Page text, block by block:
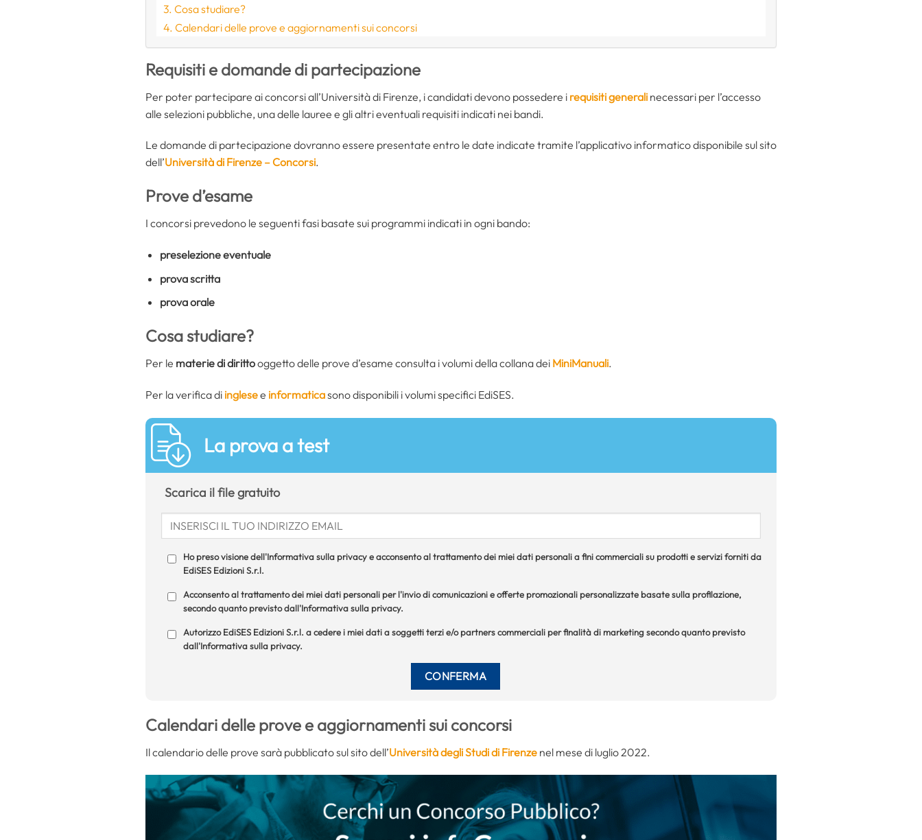
Cosa studiare?
Calendari delle prove e aggiornamenti sui concorsi
Requisiti e domande di partecipazione
Per poter partecipare ai concorsi all’Università di Firenze, i candidati devono possedere i requisiti generali necessari per l’accesso
alle selezioni pubbliche, una delle lauree e gli altri eventuali requisiti indicati nei bandi.
Le domande di partecipazione dovranno essere presentate entro le date indicate tramite l’applicativo informatico disponibile sul sito
dell’Università di Firenze – Concorsi.
Prove d’esame
I concorsi prevedono le seguenti fasi basate sui programmi indicati in ogni bando:
preselezione eventuale
prova scritta
prova orale
Cosa studiare?
Per le materie di dirittooggetto delle prove d’esame consulta i volumi della collana dei MiniManuali.
Per la verifica di inglesee informaticasono disponibili i volumi specifici EdiSES.
La prova a test
Scarica il file gratuito
Ho preso visione dell'Informativa sulla privacy e acconsento al trattamento dei miei dati personali a fini commerciali su prodotti e servizi forniti da
EdiSES Edizioni S.r.l.
Acconsento al trattamento dei miei dati personali per l'invio di comunicazioni e offerte promozionali personalizzate basate sulla profilazione,
secondo quanto previsto dall'Informativa sulla privacy.
Autorizzo EdiSES Edizioni S.r.l. a cedere i miei dati a soggetti terzi e/o partners commerciali per finalità di marketing secondo quanto previsto
dall'Informativa sulla privacy.
Calendari delle prove e aggiornamenti sui concorsi
Il calendario delle prove sarà pubblicato sul sito dell’Università degli Studi di Firenze nel mese di luglio 2022.